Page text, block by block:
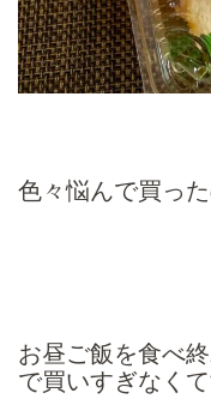
色々悩んで買っ
お昼ご飯を食べ
で買いすぎなく